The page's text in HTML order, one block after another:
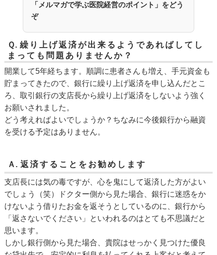
「メルマガで学ぶ医院経営のポイント」をどう
ぞ
Ｑ. 繰り上げ返済が出来るようであればしてし
まっても問題ありませんか？
開業して5年経ちます。順調に患者さんも増え、手元資金も
貯まってきたので、銀行に繰り上げ返済を申し込んだとこ
ろ、取引銀行の支店長から繰り上げ返済をしないよう強く
お願いされました。
どう考えればよいでしょうか？ちなみに今後銀行から融資
を受ける予定はありません。
Ａ. 返済することをお勧めします
支店長には気の毒ですが、心を鬼にして返済した方がよい
でしょう（笑）ドクター側から見た場合、銀行に迷惑をか
けないよう借りたお金を返そうとしているのに、銀行から
「返さないでください」といわれるのはとても不思議だと
思います。
しかし銀行側から見た場合、貴院はせっかく見つけた優良